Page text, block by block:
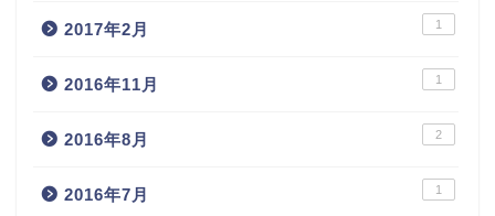
2017年2月 1
2016年11月 1
2016年8月 2
2016年7月 1